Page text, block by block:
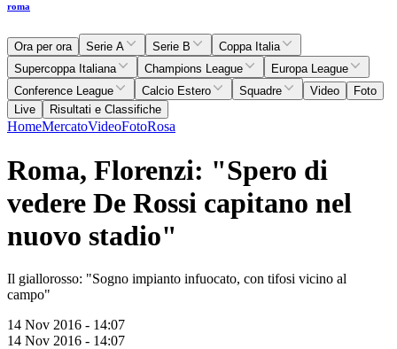
roma
Ora per ora Serie A Serie B
Coppa Italia
Supercoppa Italiana
Champions League
Europa League
Conference League
Calcio Estero Squadre Video
Foto
Live
Risultati e Classifiche
HomeMercatoVideoFotoRosa
Roma, Florenzi: "Spero di
vedere De Rossi capitano nel
nuovo stadio"
Il giallorosso: "Sogno impianto infuocato, con tifosi vicino al
campo"
14 Nov 2016 - 14:07
14 Nov 2016 - 14:07